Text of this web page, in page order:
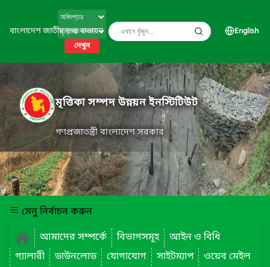
বাংলাদেশ জাতীয় তথ্য বাতায়ন
দেখুন
English
মৃত্তিকা সম্পদ উন্নয়ন ইনস্টিটিউট
গণপ্রজাতন্ত্রী বাংলাদেশ সরকার
মেনু নির্বাচন করুন
আমাদের সম্পর্কে
বিভাগসমূহ
আইন ও বিধি
গ্যালারী
ডাউনলোড যোগাযোগ সাইটম্যাপ ওয়েব মেইল